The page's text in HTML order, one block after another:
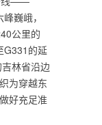
巍峨，
公里的
G331的延
林省沿边
为穿越东
好充足准